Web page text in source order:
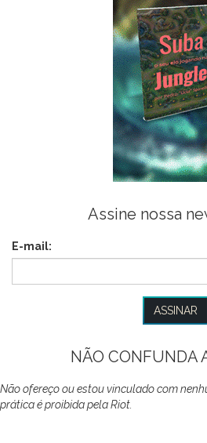
Assine nossa
E-mail:
NÃO CONFUNDA
Não ofereço ou estou vinculado com
prática é proibida pela Riot.